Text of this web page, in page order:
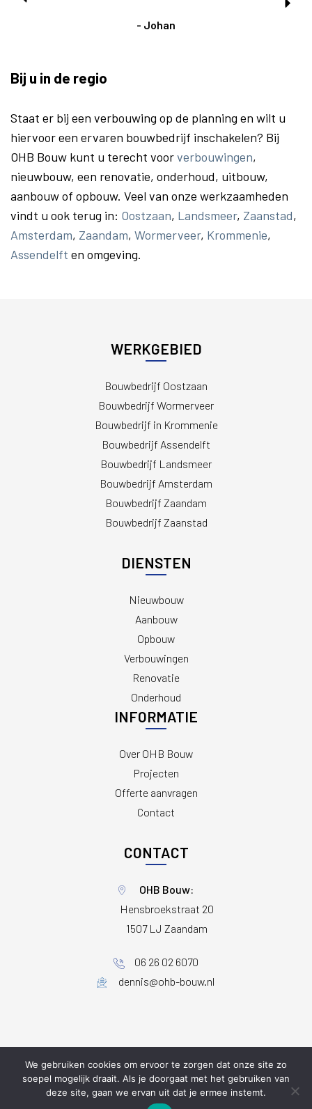
- Johan
Bij u in de regio
Staat er bij een verbouwing op de planning en wilt u
hiervoor een ervaren bouwbedrijf inschakelen? Bij
OHB Bouw kunt u terecht voorverbouwingen,
nieuwbouw, een renovatie, onderhoud, uitbouw,
aanbouw of opbouw. Veel van onze werkzaamheden
vindt u ook terug in: Oostzaan, Landsmeer, Zaanstad,
Amsterdam, Zaandam, Wormerveer, Krommenie,
Assendelft en omgeving.
WERKGEBIED
Bouwbedrijf Oostzaan
Bouwbedrijf Wormerveer
Bouwbedrijf in Krommenie
Bouwbedrijf Assendelft
Bouwbedrijf Landsmeer
Bouwbedrijf Amsterdam
Bouwbedrijf Zaandam
Bouwbedrijf Zaanstad
DIENSTEN
Nieuwbouw
Aanbouw
Opbouw
Verbouwingen
Renovatie
Onderhoud
INFORMATIE
Over OHB Bouw
Projecten
Offerte aanvragen
Contact
CONTACT
OHB Bouw:
Hensbroekstraat 20
1507 LJ Zaandam
06 26 02 6070
dennis@ohb-bouw.nl
Copyright ©OHB Bouw2026
Sitemap| Algemene voorwaarden | Privacy statement
We gebruiken cookies om ervoor te zorgen dat onze site zo
soepel mogelijk draait. Als je doorgaat met het gebruiken van
deze site, gaan we ervan uit dat je ermee instemt.